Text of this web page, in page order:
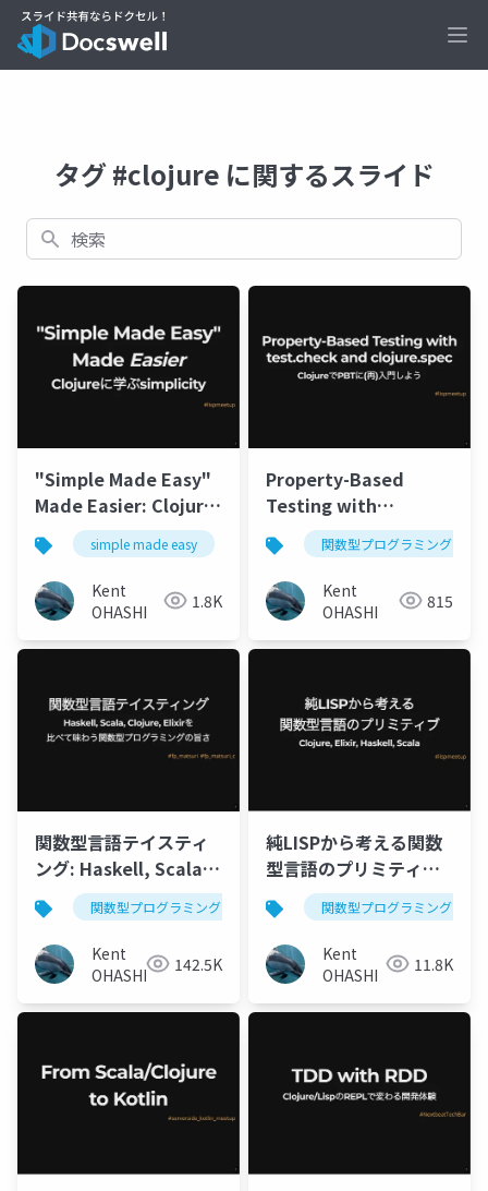
タグ #clojure に関するスライド
検索
"Simple Made Easy"
Made Easier: Clojure
に学ぶsimplicity
simple made easy clojure 関数型プログラミング
Kent
OHASHI
1.8K
Property-Based
Testing with
test.check and
clojure.spec: Clojure
でPBTに(再)入門しよう
関数型プログラミング
Kent
OHASHI
815
関数型言語テイスティ
ング: Haskell, Scala,
Clojure, Elixirを比べ
て味わう関数型プログ
ラミングの旨さ
関数型プログラミング haskell scala
Kent
OHASHI
142.5K
純LISPから考える関数
型言語のプリミティブ:
Clojure, Elixir,
Haskell, Scala
関数型プログラミング
Kent
OHASHI
11.8K